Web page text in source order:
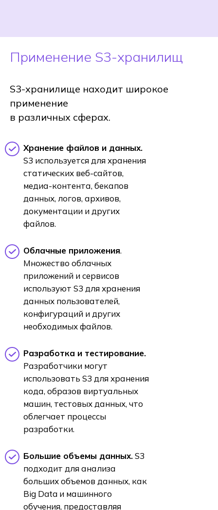
Применение S3-хранилищ
S3-хранилище находит широкое
применение
в различных сферах.
Хранение файлов и данных.
S3 используется для хранения
статических веб-сайтов,
медиа-контента, бекапов
данных, логов, архивов,
документации и других
файлов.
Облачные приложения.
Множество облачных
приложений и сервисов
используют S3 для хранения
данных пользователей,
конфигураций и других
необходимых файлов.
Разработка и тестирование.
Разработчики могут
использовать S3 для хранения
кода, образов виртуальных
машин, тестовых данных, что
облегчает процессы
разработки.
Большие объемы данных.S3
подходит для анализа
больших объемов данных, как
Big Data и машинного
обучения, предоставляя